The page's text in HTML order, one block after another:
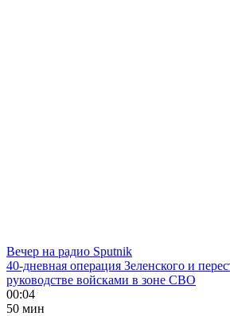
Вечер на радио Sputnik
40-дневная операция Зеленского и
руководстве войсками в зоне СВО
00:04
50 мин